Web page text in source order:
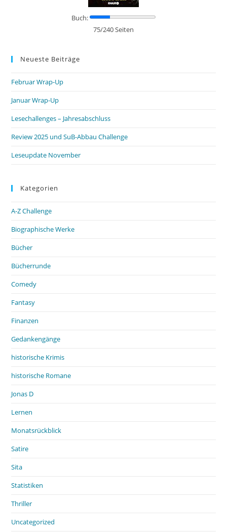
Buch:
75/240 Seiten
Neueste Beiträge
Februar Wrap-Up
Januar Wrap-Up
Lesechallenges – Jahresabschluss
Review 2025 und SuB-Abbau Challenge
Leseupdate November
Kategorien
A-Z Challenge
Biographische Werke
Bücher
Bücherrunde
Comedy
Fantasy
Finanzen
Gedankengänge
historische Krimis
historische Romane
Jonas D
Lernen
Monatsrückblick
Satire
Sita
Statistiken
Thriller
Uncategorized